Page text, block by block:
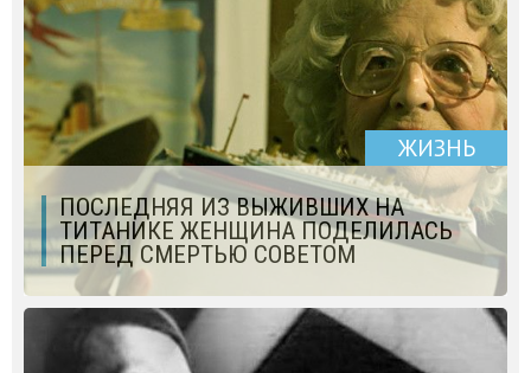
ЖИЗНЬ
ПОСЛЕДНЯЯ ИЗ ВЫЖИВШИХ НА
ТИТАНИКЕ ЖЕНЩИНА ПОДЕЛИЛАСЬ
ПЕРЕД СМЕРТЬЮ СОВЕТОМ